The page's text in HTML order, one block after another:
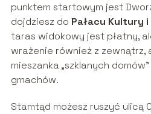
punktem startowym jest
dojdziesz do Pałacu Kultury i
taras widokowy jest płatny,
wrażenie również z
mieszanka „szklanych
gmachów.
Stamtąd możesz ruszyć ulicą